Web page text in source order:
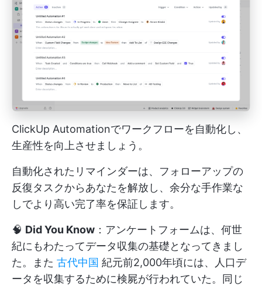
ClickUp Automationでワークフローを自動化し、
生産性を向上させましょう。
自動化されたリマインダーは、フォローアップの
反復タスクからあなたを解放し、余分な手作業な
しでより高い完了率を保証します。
🧠 Did You Know ：アンケートフォームは、何世
紀にもわたってデータ収集の基礎となってきまし
た。また 古代中国 紀元前2,000年頃には、人口デ
ータを収集するために検屍が行われていた。同じ